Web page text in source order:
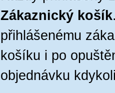
Zákaznický košík
přihlášenému
košíku i po
objednávku